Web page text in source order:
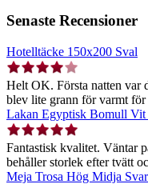
Senaste Recensioner
Hotelltäcke 150x200 Sval
Helt OK. Första natten var
blev lite grann för varmt
Lakan Egyptisk Bomull Vit
Fantastisk kvalitet. Väntar
behåller storlek efter tvätt
Meja Trosa Hög Midja